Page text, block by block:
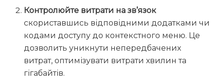
Контролюйте витрати на зв’язок
скориставшись відповідними додатками чи
кодами доступу до контекстного меню. Це
дозволить уникнути непередбачених
витрат, оптимізувати витрати хвилин та
гігабайтів.